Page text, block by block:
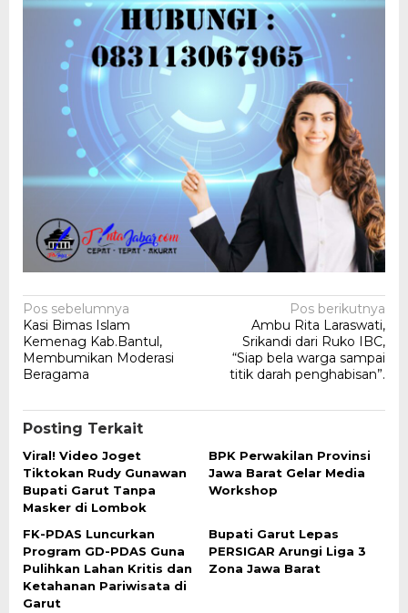
Navigasi
pos
Pos sebelumnya
Kasi Bimas Islam
Kemenag Kab.Bantul,
Membumikan Moderasi
Beragama
Pos berikutnya
Ambu Rita Laraswati,
Srikandi dari Ruko IBC,
“Siap bela warga sampai
titik darah penghabisan”.
Posting Terkait
Viral! Video Joget
Tiktokan Rudy Gunawan
Bupati Garut Tanpa
Masker di Lombok
BPK Perwakilan Provinsi
Jawa Barat Gelar Media
Workshop
FK-PDAS Luncurkan
Program GD-PDAS Guna
Pulihkan Lahan Kritis dan
Ketahanan Pariwisata di
Garut
Bupati Garut Lepas
PERSIGAR Arungi Liga 3
Zona Jawa Barat